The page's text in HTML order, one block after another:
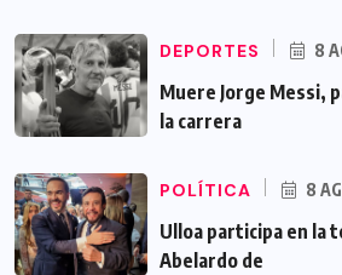
DEPORTES 8
Muere Jorge Messi,
la carrera
POLÍTICA 8
Ulloa participa en la
Abelardo de